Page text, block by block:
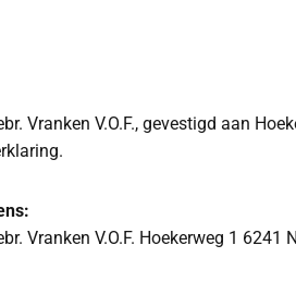
Vranken V.O.F., gevestigd aan
Vranken V.O.F. Hoekerweg 1 6241